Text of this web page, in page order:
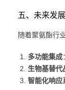
五、未来发
随着聚氨酯行
多功能集成
生物基替代
智能化响应